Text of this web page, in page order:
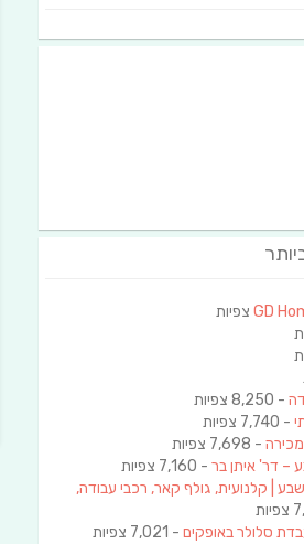
GD
- 8,250 צפיות
- 7,740 צפיות
- 7,698 צפיות
– דר' איתן בר - 7,160 צפיות
| קלנועית, גולף קאר, רכבי עבודה,
סלולר באופקים - 7,021 צפיות